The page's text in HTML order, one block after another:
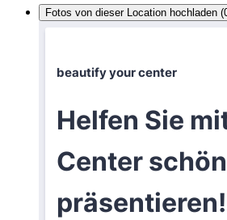
Fotos von dieser Location hochladen